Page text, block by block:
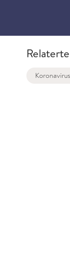
Koronavirus